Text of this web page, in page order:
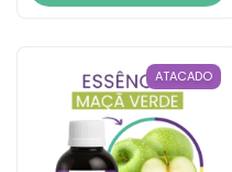
ATACADO